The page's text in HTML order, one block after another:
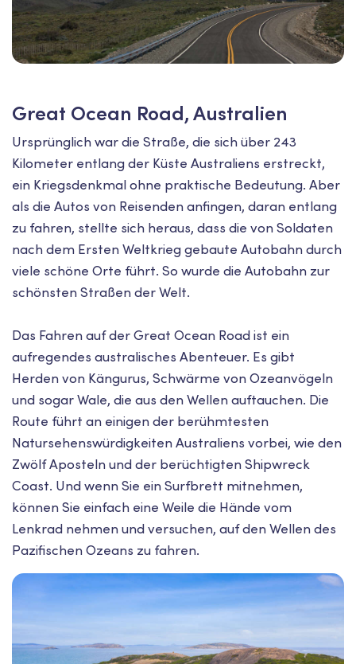
Great Ocean Road, Australien
Ursprünglich war die Straße, die sich über 243
Kilometer entlang der Küste Australiens erstreckt,
ein Kriegsdenkmal ohne praktische Bedeutung. Aber
als die Autos von Reisenden anfingen, daran entlang
zu fahren, stellte sich heraus, dass die von Soldaten
nach dem Ersten Weltkrieg gebaute Autobahn durch
viele schöne Orte führt. So wurde die Autobahn zur
schönsten Straßen der Welt.
Das Fahren auf der Great Ocean Road ist ein
aufregendes australisches Abenteuer. Es gibt
Herden von Kängurus, Schwärme von Ozeanvögeln
und sogar Wale, die aus den Wellen auftauchen. Die
Route führt an einigen der berühmtesten
Natursehenswürdigkeiten Australiens vorbei, wie den
Zwölf Aposteln und der berüchtigten Shipwreck
Coast. Und wenn Sie ein Surfbrett mitnehmen,
können Sie einfach eine Weile die Hände vom
Lenkrad nehmen und versuchen, auf den Wellen des
Pazifischen Ozeans zu fahren.